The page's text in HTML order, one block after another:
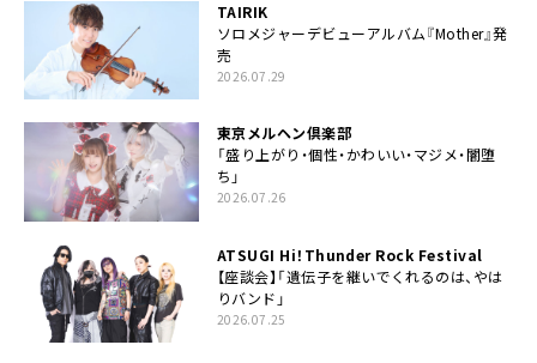
TAIRIK
ソロメジャーデビューアルバム『Mother』発
売
2026.07.29
東京メルヘン倶楽部
「盛り上がり・個性・かわいい・マジメ・闇堕
ち」
2026.07.26
ATSUGI Hi！Thunder Rock Festival
【座談会】「遺伝子を継いでくれるのは、やは
りバンド」
2026.07.25